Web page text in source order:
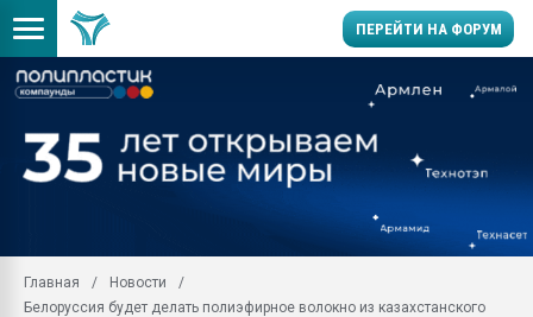
ПЕРЕЙТИ НА ФОРУМ
производство SPC
заводу пластмасс"
Главная
Новости
Белоруссия будет делать полиэфирное волокно из казахстанского